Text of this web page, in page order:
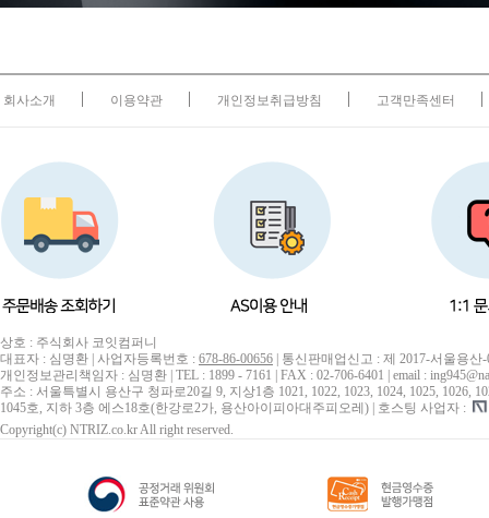
회사소개 이용약관 개인정보취급방침 고객만족센터
상호 : 주식회사 코잇컴퍼니
대표자 : 심명환 | 사업자등록번호 : 678-86-00656 | 통신판매업신고 : 제 2017-서울용산
개인정보관리책임자 : 심명환 | TEL : 1899 - 7161 | FAX : 02-706-6401 | email :
주소 : 서울특별시 용산구 청파로20길 9, 지상1층 1021, 1022, 1023, 1024, 1025, 1026,
1045호, 지하 3층 에스18호(한강로2가, 용산아이피아대주피오레) | 호스팅 사업자 :
Copyright(c) NTRIZ.co.kr All right reserved.